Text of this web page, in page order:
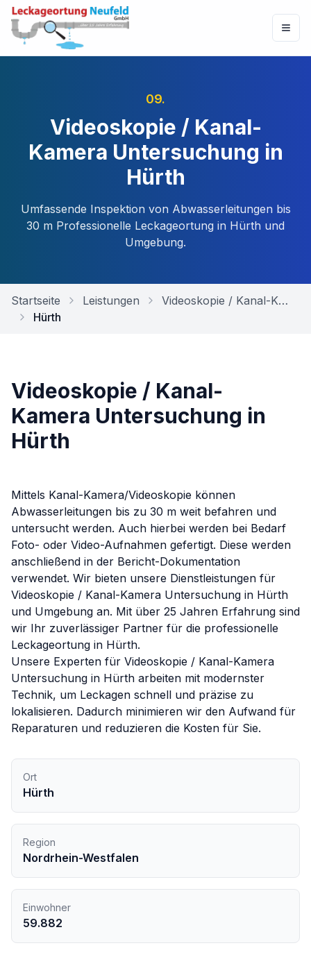
09.
Videoskopie / Kanal-
Kamera Untersuchung in
Hürth
Umfassende Inspektion von Abwasserleitungen bis
30 m Professionelle Leckageortung in Hürth und
Umgebung.
Startseite Leistungen
Videoskopie / Kanal-Kamera Untersuchung
Hürth
Videoskopie / Kanal-
Kamera Untersuchung in
Hürth
Mittels Kanal-Kamera/Videoskopie können
Abwasserleitungen bis zu 30 m weit befahren und
untersucht werden. Auch hierbei werden bei Bedarf
Foto- oder Video-Aufnahmen gefertigt. Diese werden
anschließend in der Bericht-Dokumentation
verwendet. Wir bieten unsere Dienstleistungen für
Videoskopie / Kanal-Kamera Untersuchung in Hürth
und Umgebung an. Mit über 25 Jahren Erfahrung sind
wir Ihr zuverlässiger Partner für die professionelle
Leckageortung in Hürth.
Unsere Experten für Videoskopie / Kanal-Kamera
Untersuchung in Hürth arbeiten mit modernster
Technik, um Leckagen schnell und präzise zu
lokalisieren. Dadurch minimieren wir den Aufwand für
Reparaturen und reduzieren die Kosten für Sie.
Ort
Hürth
Region
Nordrhein-Westfalen
Einwohner
59.882